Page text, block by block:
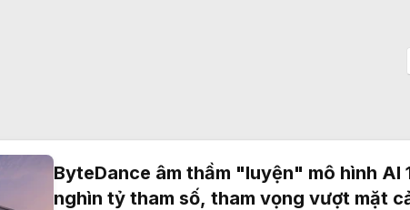
ByteDance âm thầm "luyện" mô hình AI
nghìn tỷ tham số, tham vọng vượt mặt